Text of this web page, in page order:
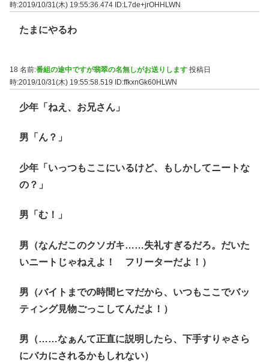
時:2019/10/31(木) 19:55:36.474 ID:L7de+jrOHHLWN
たまにやるわ
18 名前:番組の途中ですが翡翠の名無しがお送りします 投稿日
時:2019/10/31(木) 19:55:58.519
ID:ffkxnGk60HLWN
少年「ねえ、お兄さん」
男「ん？」
少年「いっつもここにいるけど、もしかしてニートな
の？」
男「む！」
男（なんだこのクソガキ……失礼すぎるだろ。だいた
いニートじゃねえよ！ フリーターだよ！）
男（バイトまでの時間ヒマだから、いつもここでバッ
ティング見物ごっこしてんだよ！）
男（……なぁんて正直に説明したら、下手すりゃさら
にバカにされるかもしれない）